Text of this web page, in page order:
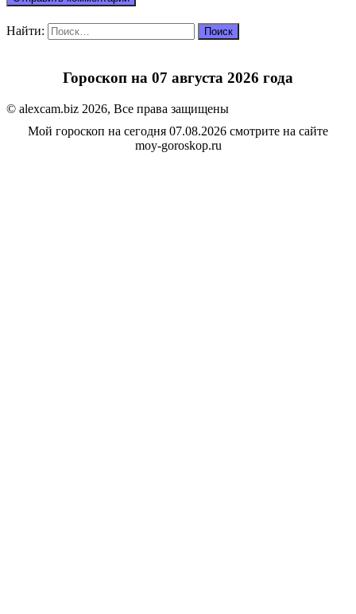
Найти:
Гороскоп на 07 августа 2026 года
© alexcam.biz 2026, Все права защищены
Мой гороскоп на сегодня 07.08.2026 смотрите на сайте
moy-goroskop.ru